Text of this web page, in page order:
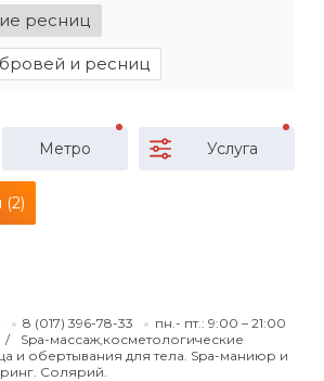
ресниц
и ресниц
Метро Услуга
(2)
8 (017) 396-78-33
пн.- пт.: 9:00 – 21:00
Spa-массаж,косметологические
и обертывания для тела. Spa-маниюр и
Солярий.